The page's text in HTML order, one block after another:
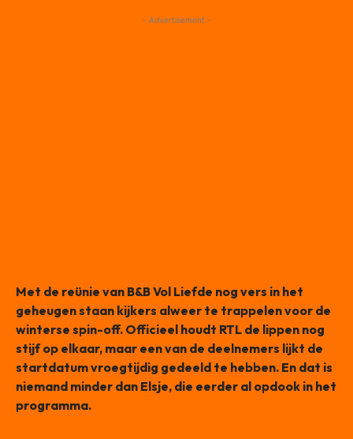
- Advertisement -
Met de reünie van B&B Vol Liefde nog vers in het
geheugen staan kijkers alweer te trappelen voor de
winterse spin-off. Officieel houdt RTL de lippen nog
stijf op elkaar, maar een van de deelnemers lijkt de
startdatum vroegtijdig gedeeld te hebben. En dat is
niemand minder dan Elsje, die eerder al opdook in het
programma.